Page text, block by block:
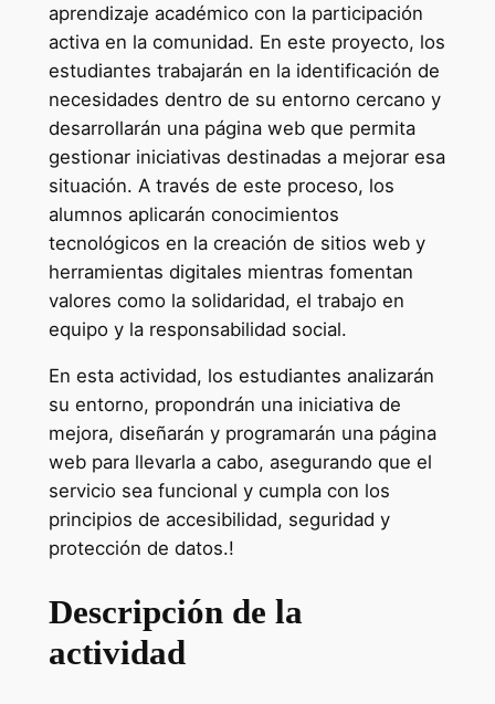
aprendizaje académico con la participación
activa en la comunidad. En este proyecto, los
estudiantes trabajarán en la identificación de
necesidades dentro de su entorno cercano y
desarrollarán una página web que permita
gestionar iniciativas destinadas a mejorar esa
situación. A través de este proceso, los
alumnos aplicarán conocimientos
tecnológicos en la creación de sitios web y
herramientas digitales mientras fomentan
valores como la solidaridad, el trabajo en
equipo y la responsabilidad social.
En esta actividad, los estudiantes analizarán
su entorno, propondrán una iniciativa de
mejora, diseñarán y programarán una página
web para llevarla a cabo, asegurando que el
servicio sea funcional y cumpla con los
principios de accesibilidad, seguridad y
protección de datos.!
Descripción de la
actividad